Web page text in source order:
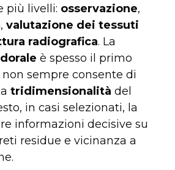
più livelli: osservazione,
, valutazione dei tessuti
radiografica. La
è spesso il primo
sempre consente di
tridimensionalità del
in casi selezionati, la
informazioni decisive su
residue e vicinanza a